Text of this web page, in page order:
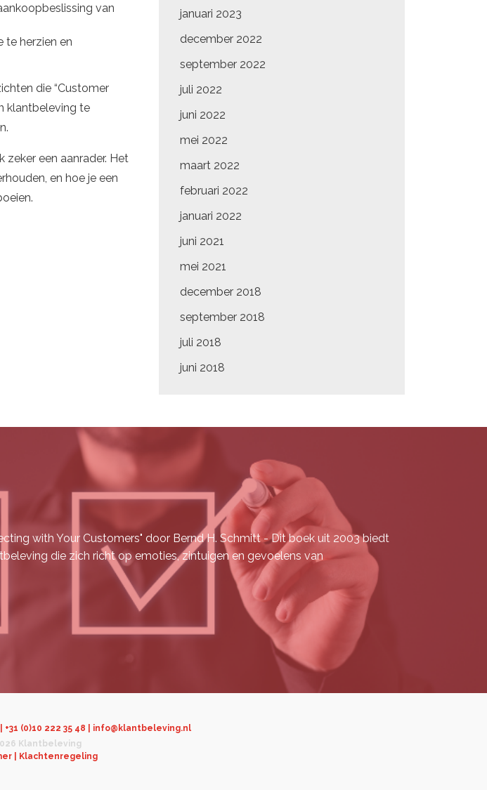
van
te herzien en
die “Customer
klantbeleving te
een aanrader. Het
en hoe je een
januari 2023
december 2022
september 2022
juli 2022
juni 2022
mei 2022
maart 2022
februari 2022
januari 2022
juni 2021
mei 2021
december 2018
september 2018
juli 2018
juni 2018
with Your Customers" door Bernd H. Schmitt - Dit boek uit 2003 biedt
die zich richt op emoties, zintuigen en gevoelens van
(0)10 222 35 48 | info@klantbeleving.nl
Klantbeleving
|
Klachtenregeling